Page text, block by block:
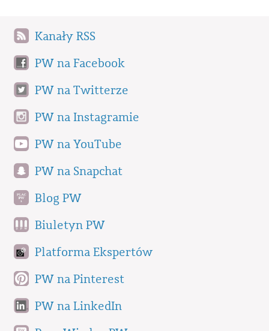
Kanały RSS
PW na Facebook
PW na Twitterze
PW na Instagramie
PW na YouTube
PW na Snapchat
Blog PW
Biuletyn PW
Platforma Ekspertów
PW na Pinterest
PW na LinkedIn